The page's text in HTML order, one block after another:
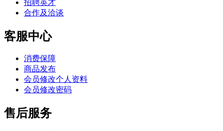
招聘英才
合作及洽谈
客服中心
消费保障
商品发布
会员修改个人资料
会员修改密码
售后服务